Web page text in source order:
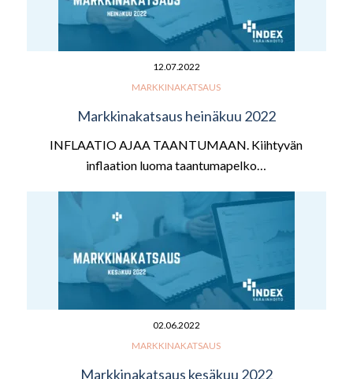
12.07.2022
MARKKINAKATSAUS
Markkinakatsaus heinäkuu 2022
INFLAATIO AJAA TAANTUMAAN. Kiihtyvän
inflaation luoma taantumapelko…
02.06.2022
MARKKINAKATSAUS
Markkinakatsaus kesäkuu 2022